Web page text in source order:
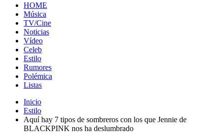
HOME
Música
TV/Cine
Noticias
Vídeo
Celeb
Estilo
Rumores
Polémica
Listas
Inicio
Estilo
Aquí hay 7 tipos de sombreros con los que Jennie de
BLACKPINK nos ha deslumbrado